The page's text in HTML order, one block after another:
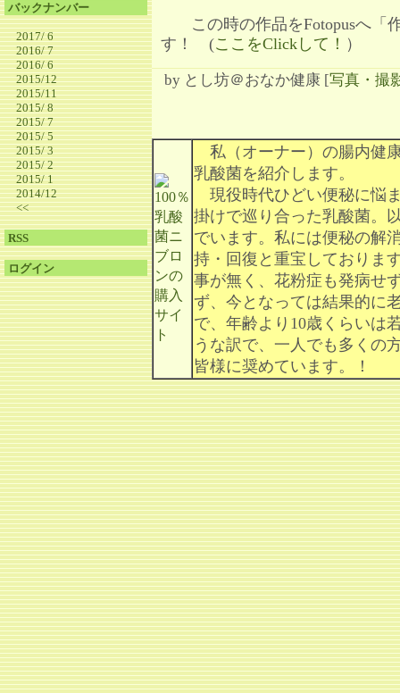
バックナンバー
2017/ 6
2016/ 7
2016/ 6
2015/12
2015/11
2015/ 8
2015/ 7
2015/ 5
2015/ 3
2015/ 2
2015/ 1
2014/12
<<
RSS
ログイン
この時の作品をFotopusへ「
す！ (ここをClickして！ ）
by とし坊＠おなか健康 [写真・撮
私（オーナー）の腸内健
乳酸菌を紹介します。
現役時代ひどい便秘に悩
掛けで巡り合った乳酸菌。
でいます。私には便秘の解
持・回復と重宝しておりま
事が無く、花粉症も発病せ
ず、今となっては結果的に
で、年齢より10歳くらい
うな訳で、一人でも多くの
皆様に奨めています。！